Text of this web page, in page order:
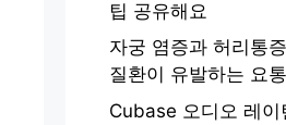
팁 공유해요
자궁 염증과 허리통
질환이 유발하는 요
Cubase 오디오 레이